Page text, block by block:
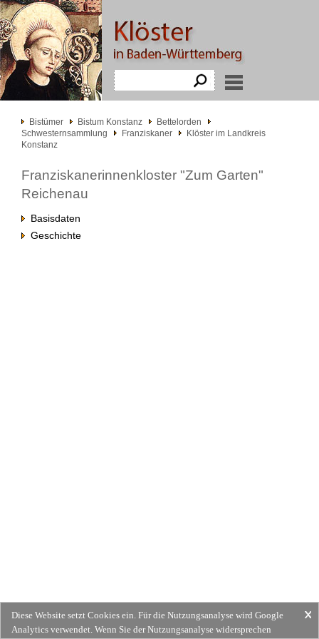
Bistümer Bistum Konstanz
Bettelorden
Schwesternsammlung
Franziskaner
Klöster im Landkreis
Konstanz
Franziskanerinnenkloster "Zum Garten"
Reichenau
Basisdaten
Geschichte
Diese Website setzt Cookies ein. Für die Nutzungsanalyse wird Google
Analytics verwendet. Wenn Sie der Nutzungsanalyse widersprechen